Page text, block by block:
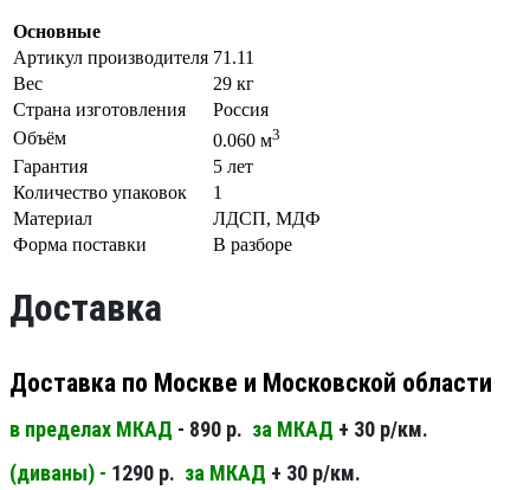
Основные
Артикул производителя 71.11
Вес
29 кг
Страна изготовления
Россия
Объём
0.060 м3
Гарантия
5 лет
Количество упаковок
1
Материал
ЛДСП, МДФ
Форма поставки
В разборе
Доставка
Доставка по Москве и Московской области
в пределах МКАД - 890 р. за МКАД + 30 р/км.
(диваны) - 1290 р. за МКАД + 30 р/км.